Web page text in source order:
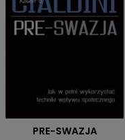
PRE-SWAZJA